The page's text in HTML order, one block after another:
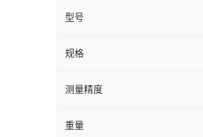
型号
规格
测量精度
重量